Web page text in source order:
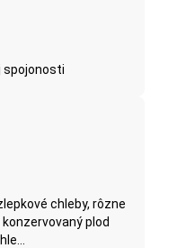
spojonosti
chleby, rôzne
plod